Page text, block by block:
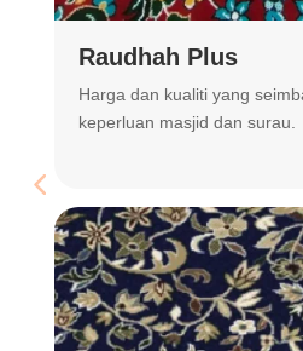
Raudhah Plus
Harga dan kualiti yang
keperluan masjid dan surau.